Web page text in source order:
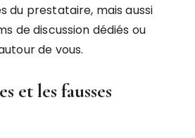
du prestataire, mais aussi
de discussion dédiés ou
de vous.
et les fausses